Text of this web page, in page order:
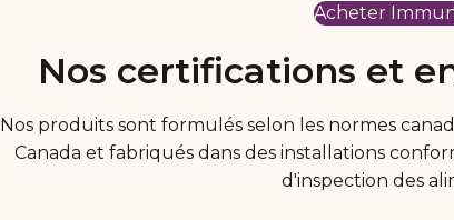
Acheter
Nos certifications et
Nos produits sont formulés selon les normes
Canada et fabriqués dans des installations
d'inspection des